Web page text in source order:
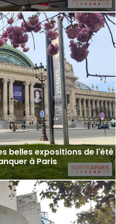
belles expositions de l'été
à Paris